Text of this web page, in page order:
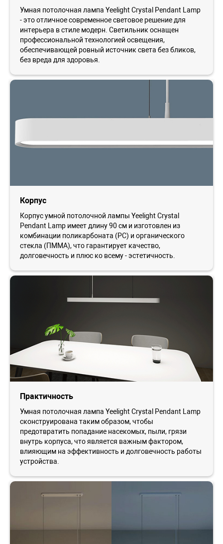
Умная потолочная лампа Yeelight Crystal Pendant Lamp
- это отличное современное световое решение для
интерьера в стиле модерн. Светильник оснащен
профессиональной технологией освещения,
обеспечивающей ровный источник света без бликов,
без вреда для здоровья.
Корпус
Корпус умной потолочной лампы Yeelight Crystal
Pendant Lamp имеет длину 90 см и изготовлен из
комбинации поликарбоната (PC) и органического
стекла (ПММА), что гарантирует качество,
долговечность и плюс ко всему - эстетичность.
Практичность
Умная потолочная лампа Yeelight Crystal Pendant Lamp
сконструирована таким образом, чтобы
предотвратить попадание насекомых, пыли, грязи
внутрь корпуса, что является важным фактором,
влияющим на эффективность и долговечность работы
устройства.